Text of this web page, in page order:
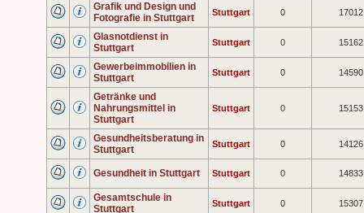
Grafik und Design und
Fotografie in Stuttgart
Stuttgart 0 17012
Glasnotdienst in
Stuttgart
Stuttgart 0 15162
Gewerbeimmobilien in
Stuttgart
Stuttgart 0 14590
Getränke und
Nahrungsmittel in
Stuttgart
Stuttgart 0 15153
Gesundheitsberatung in
Stuttgart
Stuttgart 0 14126
Gesundheit in Stuttgart Stuttgart 0 14833
Gesamtschule in
Stuttgart
Stuttgart 0 15307